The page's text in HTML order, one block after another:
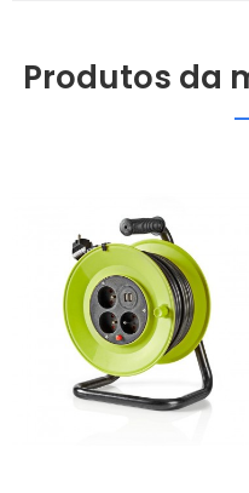
Produtos da